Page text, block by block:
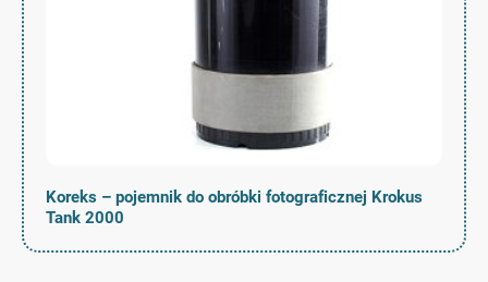
Koreks – pojemnik do obróbki fotograficznej Krokus
Tank 2000